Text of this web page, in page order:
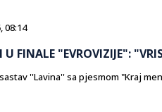
, 08:14
U FINALE "EVROVIZIJE":
''Lavina'' sa pjesmom "Kraj